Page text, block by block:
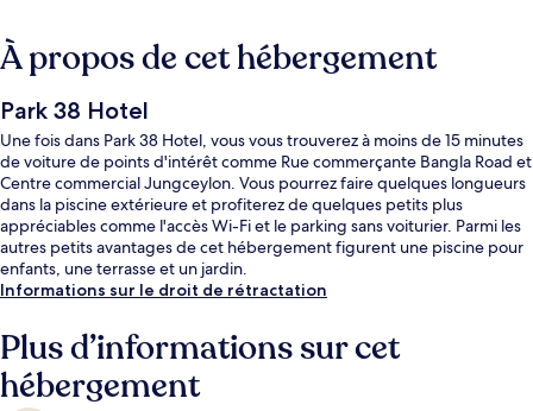
À propos de cet hébergement
Park 38 Hotel
Une fois dans Park 38 Hotel, vous vous trouverez à moins de 15 minutes
de voiture de points d'intérêt comme Rue commerçante Bangla Road et
Centre commercial Jungceylon. Vous pourrez faire quelques longueurs
dans la piscine extérieure et profiterez de quelques petits plus
appréciables comme l'accès Wi-Fi et le parking sans voiturier. Parmi les
autres petits avantages de cet hébergement figurent une piscine pour
enfants, une terrasse et un jardin.
Informations sur le droit de rétractation
Plus d’informations sur cet
hébergement